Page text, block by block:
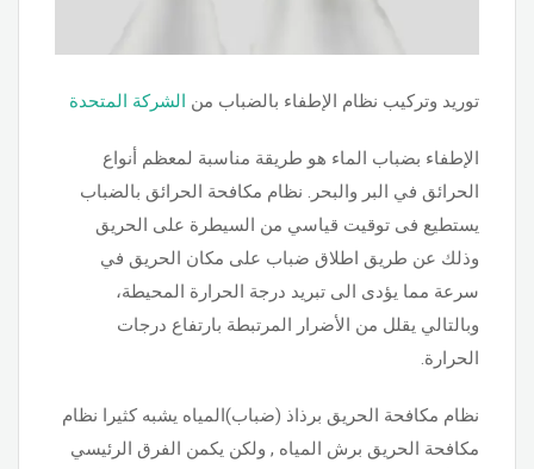
توريد وتركيب نظام الإطفاء بالضباب من الشركة المتحدة
الإطفاء بضباب الماء هو طريقة مناسبة لمعظم أنواع
الحرائق في البر والبحر. نظام مكافحة الحرائق بالضباب
يستطيع فى توقيت قياسي من السيطرة على الحريق
وذلك عن طريق اطلاق ضباب على مكان الحريق في
سرعة مما يؤدى الى تبريد درجة الحرارة المحيطة،
وبالتالي يقلل من الأضرار المرتبطة بارتفاع درجات
الحرارة.
نظام مكافحة الحريق برذاذ (ضباب)المياه يشبه كثيرا نظام
مكافحة الحريق برش المياه , ولكن يكمن الفرق الرئيسي